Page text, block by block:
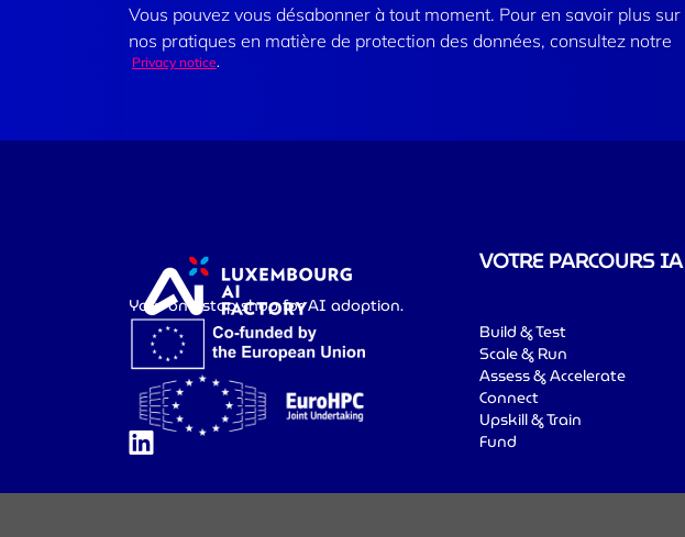
Vous pouvez vous désabonner à tout moment. Pour en savoir plus sur
nos pratiques en matière de protection des données, consultez notre
Privacy notice.
Your one-stop shop for AI adoption.
VOTRE PARCOURS IA
Build & Test
Scale & Run
Assess & Accelerate
Connect
Upskill & Train
Fund